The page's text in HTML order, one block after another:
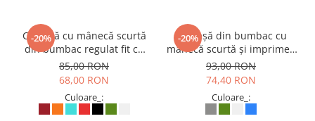
-20%
Cămașă cu mânecă scurtă
din bumbac regulat fit cu
nasturi din lemn - Verde
85,00 RON
68,00 RON
Culoare_:
-20%
Cămașă din bumbac cu
mânecă scurtă și imprimeu
cu ciuperci - Alb
93,00 RON
74,40 RON
Culoare_: